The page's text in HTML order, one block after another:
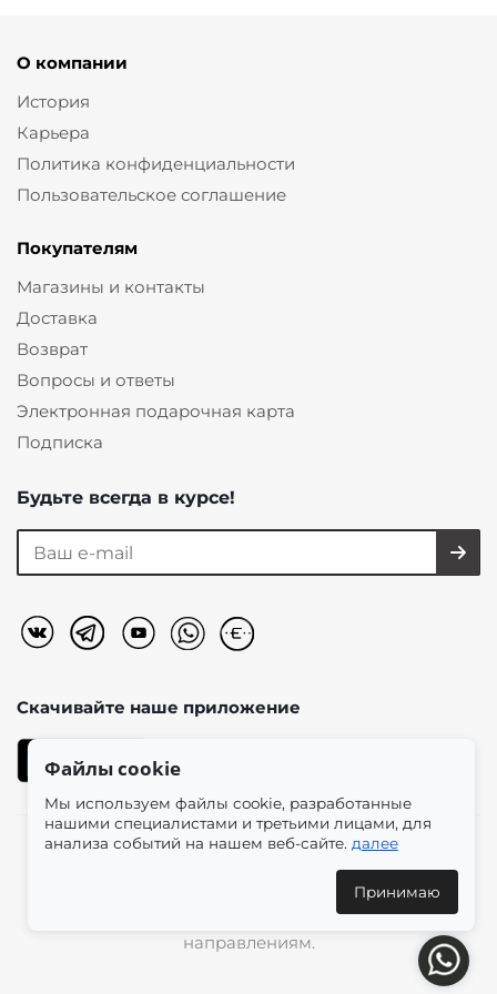
О компании
История
Карьера
Политика конфиденциальности
Пользовательское соглашение
Покупателям
Магазины и контакты
Доставка
Возврат
Вопросы и ответы
Электронная подарочная карта
Подписка
Будьте всегда в курсе!
Скачивайте наше приложение
магазин женской одежды в эстетике plus size.
Доставка по всей России и международным
направлениям.
Файлы cookie
Мы используем файлы cookie, разработанные
нашими специалистами и третьими лицами, для
анализа событий на нашем веб-сайте. далее
Принимаю